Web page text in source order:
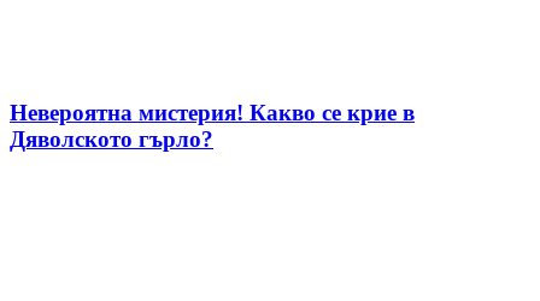
Невероятна мистерия! Какво се крие в
Дяволското гърло?